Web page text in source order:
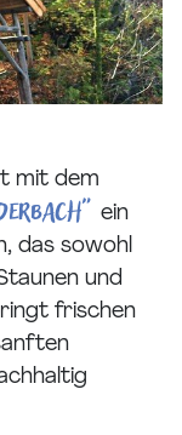
mit dem
ein
das sowohl
und
frischen